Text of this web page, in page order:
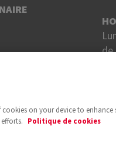
de
on your device to enhance
Politique de cookies